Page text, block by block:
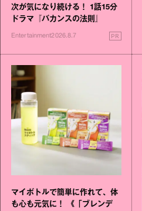
次が気になり続ける！ 1話15分
ドラマ『バカンスの法則』
Entertainment2026.8.7 PR
マイボトルで簡単に作れて、体
も心も元気に！ 《「ブレンデ